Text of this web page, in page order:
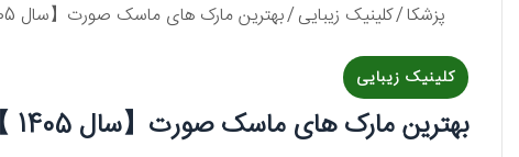
پزشکا/کلینیک زیبایی/بهترین مارک های ماسک صورت【سال 1405 】❤️ + لیست 10 تایی
کلینیک زیبایی
بهترین مارک های ماسک صورت【سال 1405 】❤️ + لیست 10 تایی